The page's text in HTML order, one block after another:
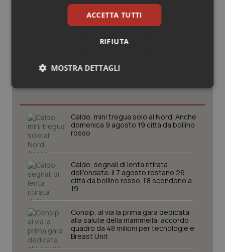
Potrebbe interessarti in
Caldo, mini tregua solo al Nord. Anche
domenica 9 agosto 19 città da bollino
rosso
Caldo, segnali di lenta ritirata
dell’ondata: il 7 agosto restano 26
città da bollino rosso, l’8 scendono a
19
Consip, al via la prima gara dedicata
alla salute della mammella: accordo
quadro da 48 milioni per tecnologie e
Breast Unit
ACCETTA TUTTI
RIFIUTA
MOSTRA DETTAGLI
Necessari Statistici Marketing
I cookie necessari contribuiscono a rendere fruibile il
sito web abilitandone funzionalità di base quali la
navigazione sulle pagine e l'accesso alle aree
protette del sito. Il sito web non è in grado di
funzionare correttamente senza questi cookie.
Nome
Fornitore/Dominio
VISITOR_PRIVACY_METADATA
.youtube.com